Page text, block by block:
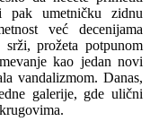
pak umetničku zidnu
već decenijama
prožeta potpunom
kao jedan novi
vandalizmom. Danas,
galerije, gde ulični